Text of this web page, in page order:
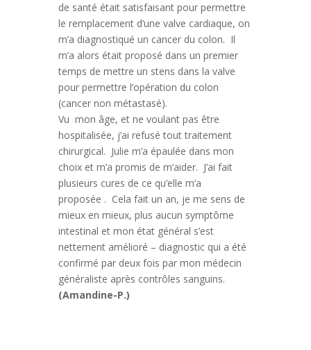
de santé était satisfaisant pour permettre
le remplacement d’une valve cardiaque, on
m’a diagnostiqué un cancer du colon. Il
m’a alors était proposé dans un premier
temps de mettre un stens dans la valve
pour permettre l’opération du colon
(cancer non métastasé).
Vu mon âge, et ne voulant pas être
hospitalisée, j’ai refusé tout traitement
chirurgical. Julie m’a épaulée dans mon
choix et m’a promis de m’aider. J’ai fait
plusieurs cures de ce qu’elle m’a
proposée . Cela fait un an, je me sens de
mieux en mieux, plus aucun symptôme
intestinal et mon état général s’est
nettement amélioré – diagnostic qui a été
confirmé par deux fois par mon médecin
généraliste après contrôles sanguins.
(Amandine-P.)